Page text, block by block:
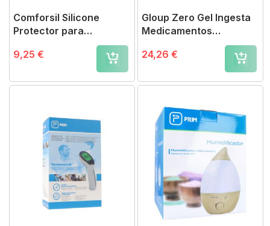
Comforsil Silicone
Protector para
9,25 €
Gloup Zero Gel Ingesta
Medicamentos
24,26 €